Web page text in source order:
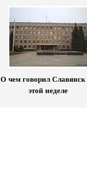
О чем говорил
этой неделе